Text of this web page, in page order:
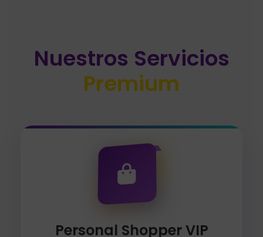
Nuestros Servicios
Premium
Personal Shopper VIP